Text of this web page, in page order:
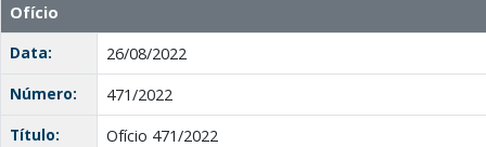
Ofício
Data:
26/08/2022
Número:
471/2022
Título:
Ofício 471/2022